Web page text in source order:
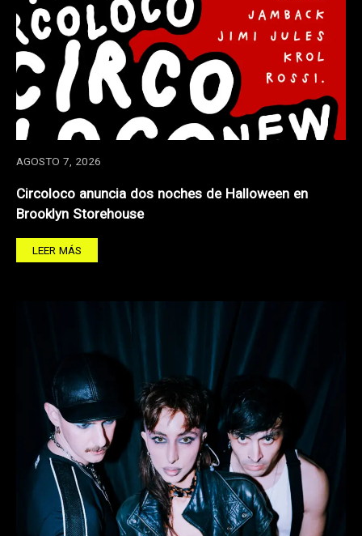
AGOSTO 7, 2026
Circoloco anuncia dos noches de Halloween en
Brooklyn Storehouse
LEER MÁS